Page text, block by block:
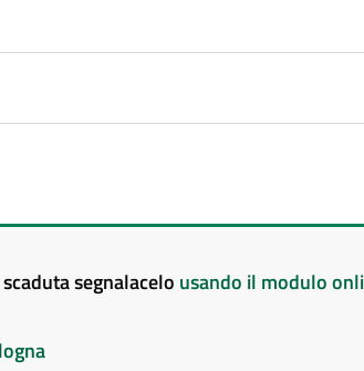
segnalacelo usando il modulo